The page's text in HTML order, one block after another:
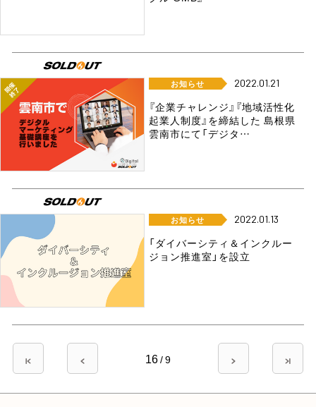
お知らせ 2022.01.21
『企業チャレンジ』『地域活性化
起業人制度』を締結した 島根県
雲南市にて「デジタ…
お知らせ 2022.01.13
「ダイバーシティ＆インクルー
ジョン推進室」を設立
ー
ジ
先
頭
ペ
前
ペ
ー
16/9
次
ペ
ー
最
終
ペ